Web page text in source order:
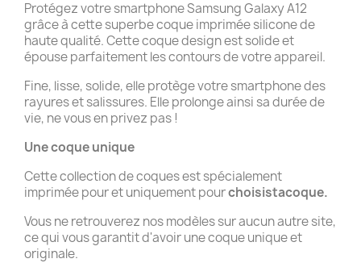
Protégez votre smartphone Samsung Galaxy A12
grâce à cette superbe coque imprimée silicone de
haute qualité. Cette coque design est solide et
épouse parfaitement les contours de votre appareil.
Fine, lisse, solide, elle protège votre smartphone des
rayures et salissures. Elle prolonge ainsi sa durée de
vie, ne vous en privez pas !
Une coque unique
Cette collection de coques est spécialement
imprimée pour et uniquement pourchoisistacoque.
Vous ne retrouverez nos modèles sur aucun autre site,
ce qui vous garantit d'avoir une coque unique et
originale.